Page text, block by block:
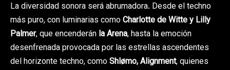
La diversidad sonora será abrumadora. Desde el techno
más puro, con luminarias comoCharlotte de Witte y Lilly
Palmer, que encenderán la Arena, hasta la emoción
desenfrenada provocada por las estrellas ascendentes
del horizonte techno, comoShlømo, Alignment, quienes